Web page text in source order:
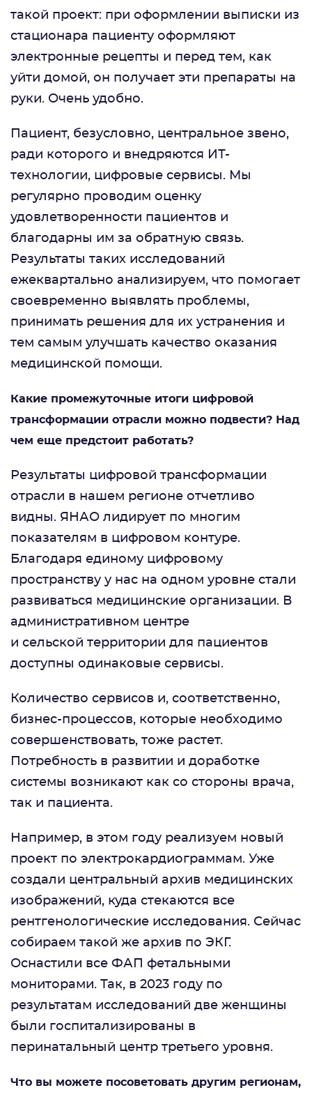
такой проект: при оформлении выписки из
стационара пациенту оформляют
электронные рецепты и перед тем, как
уйти домой, он получает эти препараты на
руки. Очень удобно.
Пациент, безусловно, центральное звено,
ради которого и внедряются ИТ-
технологии, цифровые сервисы. Мы
регулярно проводим оценку
удовлетворенности пациентов и
благодарны им за обратную связь.
Результаты таких исследований
ежеквартально анализируем, что помогает
своевременно выявлять проблемы,
принимать решения для их устранения и
тем самым улучшать качество оказания
медицинской помощи.
Какие промежуточные итоги цифровой
трансформации отрасли можно подвести? Над
чем еще предстоит работать?
Результаты цифровой трансформации
отрасли в нашем регионе отчетливо
видны. ЯНАО лидирует по многим
показателям в цифровом контуре.
Благодаря единому цифровому
пространству у нас на одном уровне стали
развиваться медицинские организации. В
административном центре
и сельской территории для пациентов
доступны одинаковые сервисы.
Количество сервисов и, соответственно,
бизнес-процессов, которые необходимо
совершенствовать, тоже растет.
Потребность в развитии и доработке
системы возникают как со стороны врача,
так и пациента.
Например, в этом году реализуем новый
проект по электрокардиограммам. Уже
создали центральный архив медицинских
изображений, куда стекаются все
рентгенологические исследования. Сейчас
собираем такой же архив по ЭКГ.
Оснастили все ФАП фетальными
мониторами. Так, в 2023 году по
результатам исследований две женщины
были госпитализированы в
перинатальный центр третьего уровня.
Что вы можете посоветовать другим регионам,